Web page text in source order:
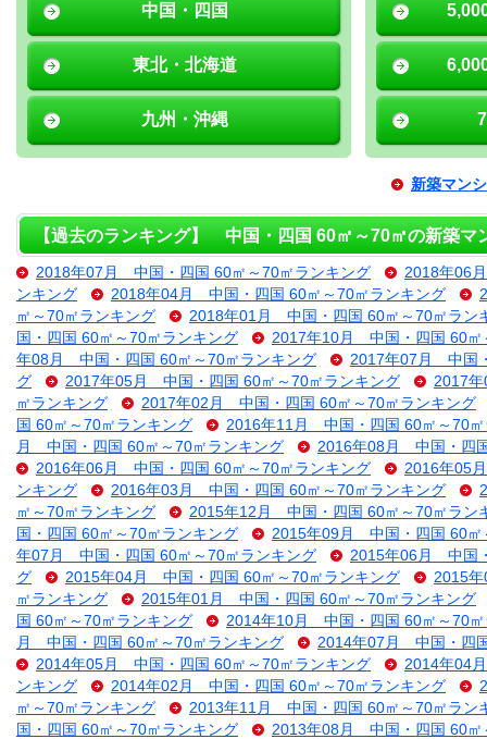
中国・四国
東北・北海道
九州・沖縄
新築マン
【過去のランキング】 中国・四国 60㎡～70㎡の新築マ
2018年07月 中国・四国 60㎡～70㎡ランキング
2018年06
ンキング
2018年04月 中国・四国 60㎡～70㎡ランキング
㎡～70㎡ランキング
2018年01月 中国・四国 60㎡～70㎡ラン
国・四国 60㎡～70㎡ランキング
2017年10月 中国・四国 60㎡
年08月 中国・四国 60㎡～70㎡ランキング
2017年07月 中国
グ
2017年05月 中国・四国 60㎡～70㎡ランキング
2017
㎡ランキング
2017年02月 中国・四国 60㎡～70㎡ランキング
国 60㎡～70㎡ランキング
2016年11月 中国・四国 60㎡～70㎡
月 中国・四国 60㎡～70㎡ランキング
2016年08月 中国・四
2016年06月 中国・四国 60㎡～70㎡ランキング
2016年05
ンキング
2016年03月 中国・四国 60㎡～70㎡ランキング
㎡～70㎡ランキング
2015年12月 中国・四国 60㎡～70㎡ラン
国・四国 60㎡～70㎡ランキング
2015年09月 中国・四国 60㎡
年07月 中国・四国 60㎡～70㎡ランキング
2015年06月 中国
グ
2015年04月 中国・四国 60㎡～70㎡ランキング
2015
㎡ランキング
2015年01月 中国・四国 60㎡～70㎡ランキング
国 60㎡～70㎡ランキング
2014年10月 中国・四国 60㎡～70㎡
月 中国・四国 60㎡～70㎡ランキング
2014年07月 中国・四
2014年05月 中国・四国 60㎡～70㎡ランキング
2014年04
ンキング
2014年02月 中国・四国 60㎡～70㎡ランキング
㎡～70㎡ランキング
2013年11月 中国・四国 60㎡～70㎡ラン
国・四国 60㎡～70㎡ランキング
2013年08月 中国・四国 60㎡